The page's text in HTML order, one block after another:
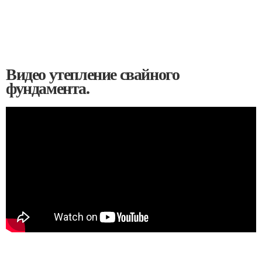
Видео утепление свайного
фундамента.